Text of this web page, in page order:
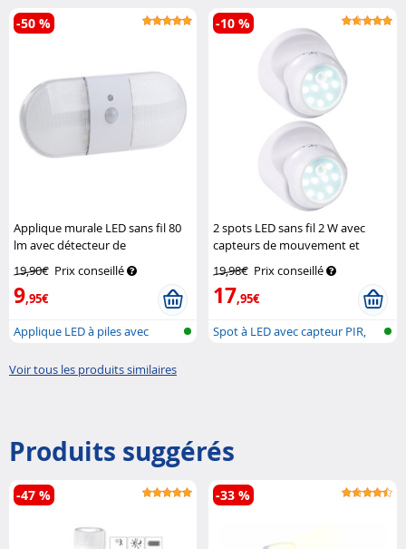
rechargeable,...
Applique murale LED sans fil 80
lm avec détecteur de
mouvement et d'obscurité
19,90€ Prix conseillé
9,95€
-50 %
Applique LED à piles avec
2 spots LED sans fil 2 W avec
capteurs de mouvement et
Luminea
19,98€ Prix conseillé
17,95€
-10 %
Spot à LED avec capteur PIR,
Voir tous les produits similaires
Produits suggérés
-47 % -33 %